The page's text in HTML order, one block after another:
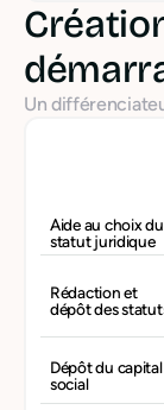
Un
Aide au choix du
statut juridique
Rédaction et
dépôt des
Dépôt du capital
social